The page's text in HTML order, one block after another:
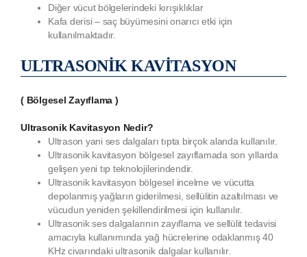
Diğer vücut bölgelerindeki kırışıklıklar
Kafa derisi – saç büyümesini onarıcı etki için
kullanılmaktadır.
ULTRASONİK KAVİTASYON
( Bölgesel Zayıflama )
Ultrasonik Kavitasyon Nedir?
Ultrason yani ses dalgaları tıpta birçok alanda kullanılır.
Ultrasonik kavitasyon bölgesel zayıflamada son yıllarda
gelişen yeni tıp teknolojilerindendir.
Ultrasonik kavitasyon bölgesel incelme ve vücutta
depolanmış yağların giderilmesi, sellülitin azaltılması ve
vücudun yeniden şekillendirilmesi için kullanılır.
Ultrasonik ses dalgalarının zayıflama ve sellülit tedavisi
amacıyla kullanımında yağ hücrelerine odaklanmış 40
KHz civarındaki ultrasonik dalgalar kullanılır.